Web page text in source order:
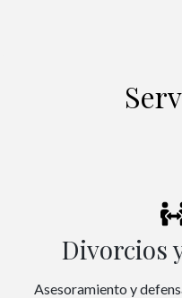
Divorcios
Asesoramiento y